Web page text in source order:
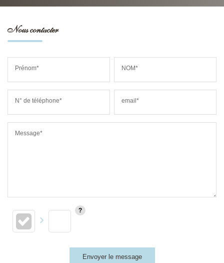
Nous contacter
Prénom* NOM*
N° de téléphone* email*
Message*
Envoyer le message